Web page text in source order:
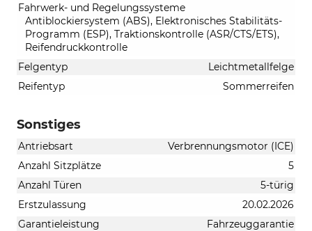
Fahrwerk- und Regelungssysteme
Antiblockiersystem (ABS), Elektronisches Stabilitäts-
Programm (ESP), Traktionskontrolle (ASR/CTS/ETS),
Reifendruckkontrolle
Felgentyp
Leichtmetallfelge
Reifentyp
Sommerreifen
Sonstiges
Antriebsart
Verbrennungsmotor (ICE)
Anzahl Sitzplätze
5
Anzahl Türen
5-türig
Erstzulassung
20.02.2026
Garantieleistung
Fahrzeuggarantie